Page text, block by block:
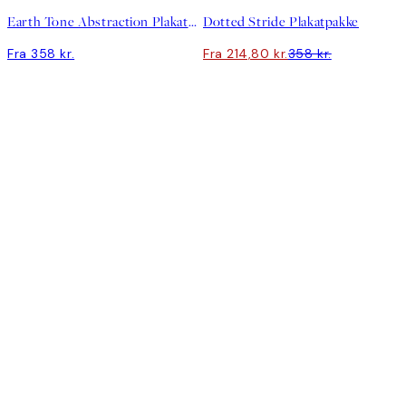
Earth Tone Abstraction Plakatpakke
Fra 358 kr.
Dotted Stride Plakatpakke
Fra 214,80 kr.358 kr.